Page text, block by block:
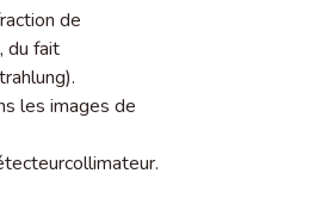
de
du fait
les images de